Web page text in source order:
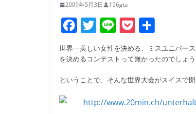
2009年5月3日 156gta
F
a
c
e
b
o
T
w
itt
er
Li
n
e
P
o
ck
et
有
世界一美しい女性を決める、ミスユニバー
を決めるコンテストって無かったのでしょう
ということで、そんな世界大会がスイスで